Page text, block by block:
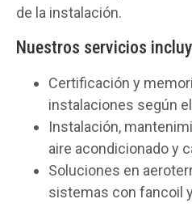
de la instalación.
Nuestros servicios
Certificación y
instalaciones según el
Instalación,
aire acondicionado y
Soluciones en
sistemas con fancoil